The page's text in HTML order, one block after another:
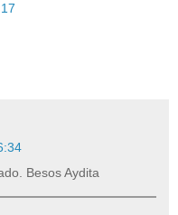
Besos Aydita